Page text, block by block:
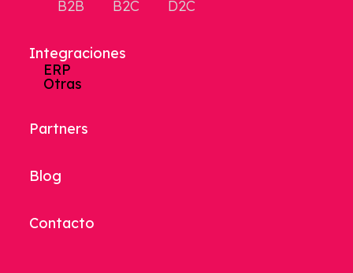
B2B
B2C D2C
Integraciones
ERP
Otras
Partners
Blog
Contacto